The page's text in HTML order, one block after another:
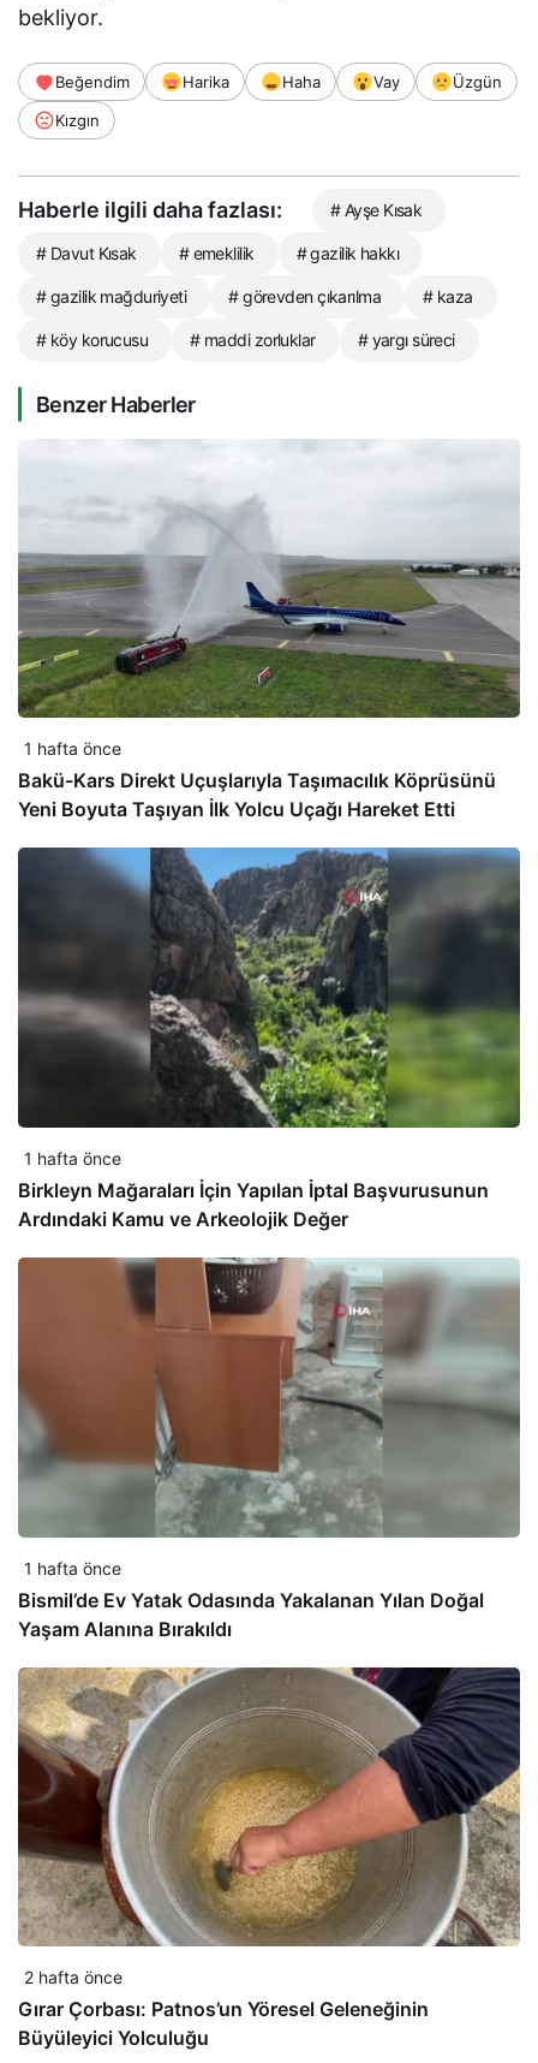
bekliyor.
Beğendim Harika Haha Vay
Üzgün
Kızgın
Haberle ilgili daha fazlası: # Ayşe Kısak
# Davut Kısak # emeklilik # gazilik hakkı
# gazilik mağduriyeti # görevden çıkarılma # kaza
# köy korucusu # maddi zorluklar # yargı süreci
Benzer Haberler
1 hafta önce
Bakü-Kars Direkt Uçuşlarıyla Taşımacılık Köprüsünü
Yeni Boyuta Taşıyan İlk Yolcu Uçağı Hareket Etti
1 hafta önce
Birkleyn Mağaraları İçin Yapılan İptal Başvurusunun
Ardındaki Kamu ve Arkeolojik Değer
1 hafta önce
Bismil’de Ev Yatak Odasında Yakalanan Yılan Doğal
Yaşam Alanına Bırakıldı
2 hafta önce
Gırar Çorbası: Patnos’un Yöresel Geleneğinin
Büyüleyici Yolculuğu